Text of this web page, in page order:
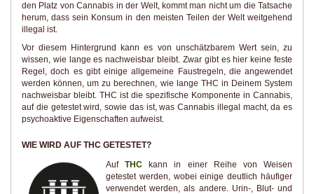
den Platz von Cannabis in der Welt, kommt man nicht um die Tatsache
herum, dass sein Konsum in den meisten Teilen der Welt weitgehend
illegal ist.
Vor diesem Hintergrund kann es von unschätzbarem Wert sein, zu
wissen, wie lange es nachweisbar bleibt. Zwar gibt es hier keine feste
Regel, doch es gibt einige allgemeine Faustregeln, die angewendet
werden können, um zu berechnen, wie lange THC in Deinem System
nachweisbar bleibt. THC ist die spezifische Komponente in Cannabis,
auf die getestet wird, sowie das ist, was Cannabis illegal macht, da es
psychoaktive Eigenschaften aufweist.
WIE WIRD AUF THC GETESTET?
AufTHC kann in einer Reihe von Weisen
getestet werden, wobei einige deutlich häufiger
verwendet werden, als andere. Urin-, Blut- und